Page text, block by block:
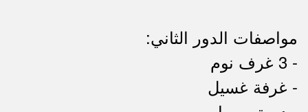
مواصفات الدور الثاني:
- 3 غرف نوم
- غرفة غسيل